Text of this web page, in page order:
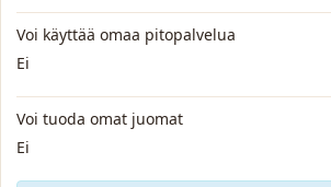
Voi käyttää omaa pitopalvelua
Ei
Voi tuoda omat juomat
Ei